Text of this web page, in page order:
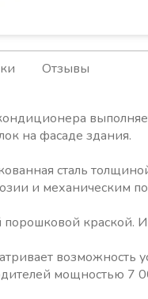
Отзывы
на фасаде здания.
сталь
и механическим
краской.
возможность
мощностью 7